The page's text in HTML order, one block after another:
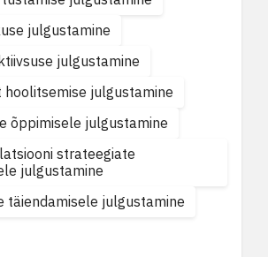
julgustamine
julgustamine
hoolitsemise julgustamine
õppimisele julgustamine
strateegiate
julgustamine
täiendamisele julgustamine